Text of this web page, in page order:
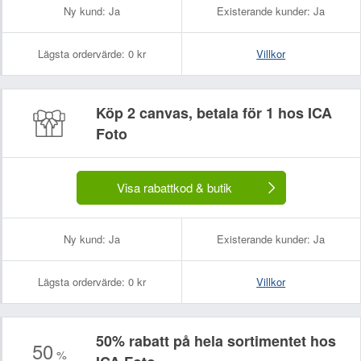
Ny kund: Ja Existerande kunder: Ja
Lägsta ordervärde: 0 kr Villkor
Köp 2 canvas, betala för 1 hos ICA
Foto
Visa rabattkod & butik
Ny kund: Ja Existerande kunder: Ja
Lägsta ordervärde: 0 kr Villkor
50 %
50% rabatt på hela sortimentet hos